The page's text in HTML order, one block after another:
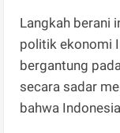
Langkah berani
politik ekonomi
bergantung
secara sadar
bahwa